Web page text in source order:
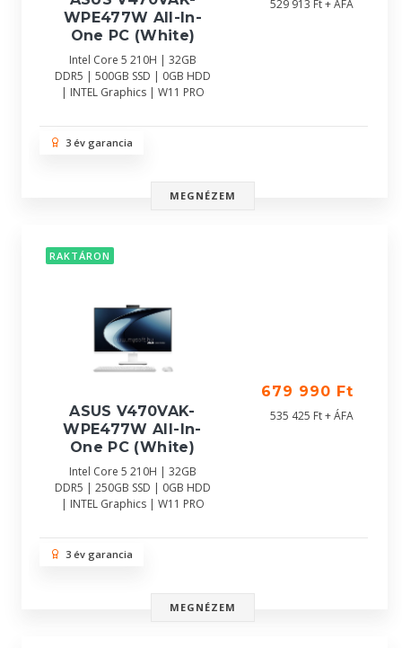
WPE477W All-In-
One PC (White)
Intel Core 5 210H | 32GB
DDR5 | 500GB SSD | 0GB HDD
| INTEL Graphics | W11 PRO
529 913 Ft + ÁFA
3 év garancia
MEGNÉZEM
RAKTÁRON
ASUS V470VAK-
WPE477W All-In-
One PC (White)
Intel Core 5 210H | 32GB
DDR5 | 250GB SSD | 0GB HDD
| INTEL Graphics | W11 PRO
679 990 Ft
535 425 Ft + ÁFA
3 év garancia
MEGNÉZEM